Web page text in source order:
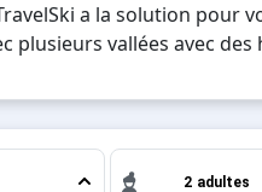
a la solution pour
plusieurs vallées avec
aussi bien que Serre
les Allues. Vous
Vous croiserez
! Un autre village :
2 adultes